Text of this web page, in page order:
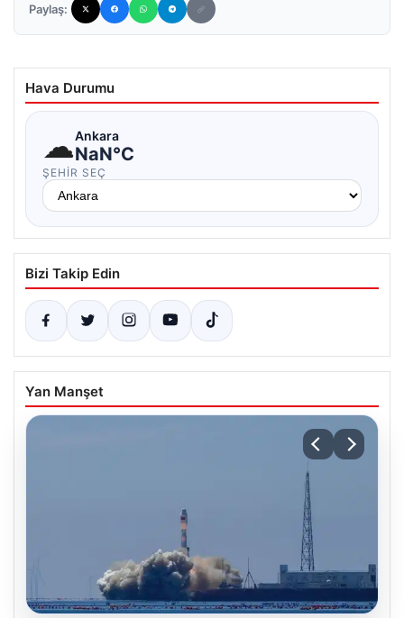
Paylaş:
Hava Durumu
☁Ankara
NaN°C
ŞEHIR SEÇ
Bizi Takip Edin
Yan Manşet